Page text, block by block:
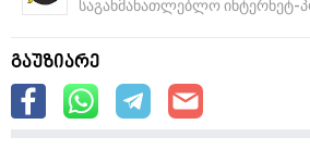
საგანმანათლებლო
გაუზიარე